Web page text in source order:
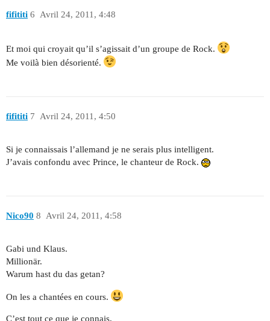
fifititi Avril 24, 2011, 4:48
6
Et moi qui croyait qu’il s’agissait d’un groupe de Rock.
Me voilà bien désorienté.
fifititi Avril 24, 2011, 4:50
7
Si je connaissais l’allemand je ne serais plus intelligent.
J’avais confondu avec Prince, le chanteur de Rock.
Nico90 Avril 24, 2011, 4:58
8
Gabi und Klaus.
Millionär.
Warum hast du das getan?
On les a chantées en cours.
C’est tout ce que je connais.